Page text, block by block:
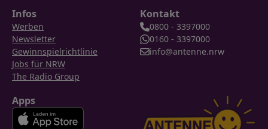
Infos
Werben
Newsletter
Gewinnspielrichtlinie
Jobs für NRW
The Radio Group
Kontakt
0800 - 3397000
0160 - 3397000
info@antenne.nrw
Apps